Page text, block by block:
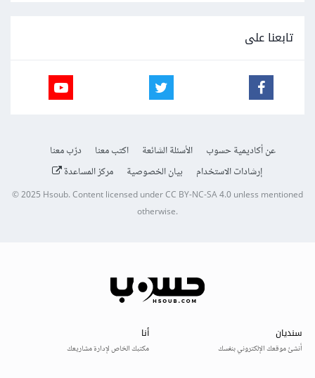
تابعنا على
عن أكاديمية حسوب الأسئلة الشائعة اكتب معنا
درّب معنا
إرشادات الاستخدام
بيان الخصوصية مركز المساعدة
© 2025Hsoub.Content licensed underCC BY-NC-SA 4.0unless mentioned
otherwise.